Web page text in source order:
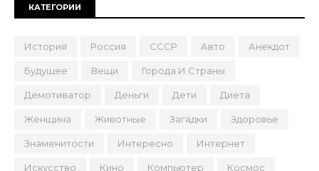
КАТЕГОРИИ
История Россия СССР Авто Анекдот
Будущее Вещи Города И Страны
Демотиватор Деньги Дети Диета
Женщина Животные Загадки Здоровье
Знаменитости Интересно Интернет
Искусство Кино Компьютер Космос